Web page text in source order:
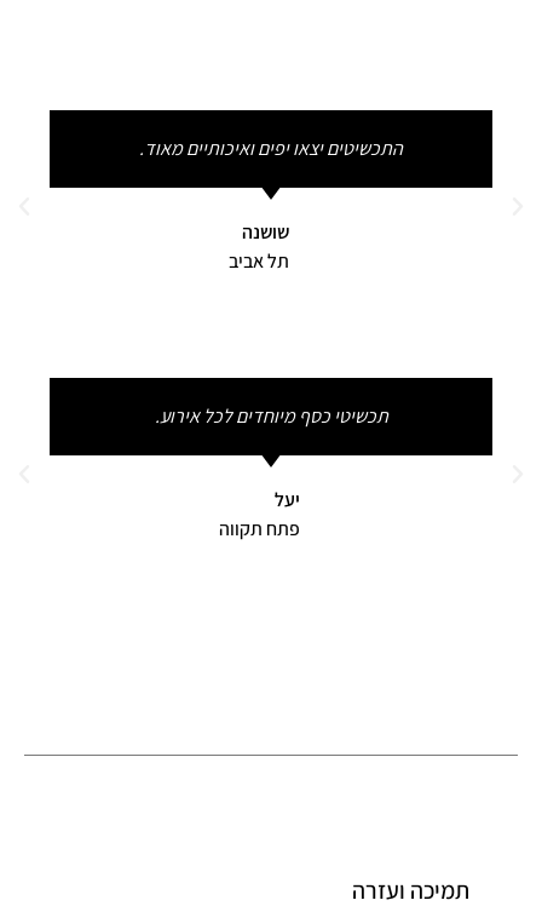
התכשיטים יצאו יפים ואיכותיים מאוד.
שושנה
תל אביב
תכשיטי כסף מיוחדים לכל אירוע.
יעל
פתח תקווה
תמיכה ועזרה